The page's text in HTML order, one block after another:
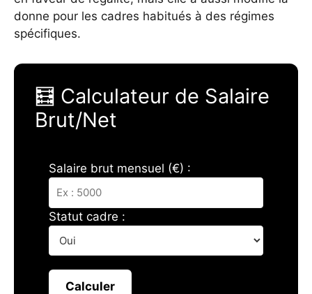
donne pour les cadres habitués à des régimes
spécifiques.
🧮 Calculateur de Salaire
Brut/Net
Salaire brut mensuel (€) :
Statut cadre :
Calculer